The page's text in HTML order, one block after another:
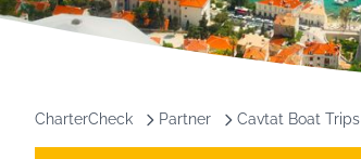
CharterCheck Partner Cavtat Boat Trips